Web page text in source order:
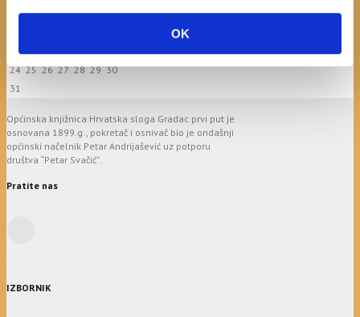
OK
4 5 6 7 8
9
17 18 19 20 21 22 23
24 25 26 27 28 29 30
31
Općinska knjižnica Hrvatska sloga Gradac prvi put je
osnovana 1899.g., pokretač i osnivač bio je ondašnji
općinski načelnik Petar Andrijašević uz potporu
društva “Petar Svačić”.
Pratite nas
IZBORNIK